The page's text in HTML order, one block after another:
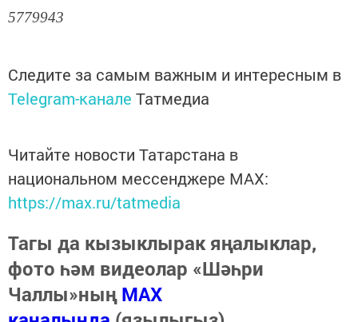
5779943
Следите за самым важным и интересным в
Telegram-канале Татмедиа
Читайте новости Татарстана в
национальном мессенджере MАХ:
https://max.ru/tatmedia
Тагы да кызыклырак яңалыклар,
фото һәм видеолар «Шәһри
Чаллы»ныңMAX